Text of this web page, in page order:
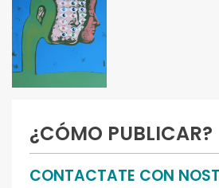
¿CÓMO PUBLICAR?
CONTACTATE CON